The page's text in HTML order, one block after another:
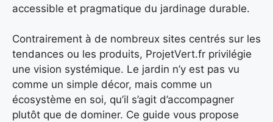
accessible et pragmatique du jardinage durable.
Contrairement à de nombreux sites centrés sur les
tendances ou les produits, ProjetVert.fr privilégie
une vision systémique. Le jardin n’y est pas vu
comme un simple décor, mais comme un
écosystème en soi, qu’il s’agit d’accompagner
plutôt que de dominer. Ce guide vous propose